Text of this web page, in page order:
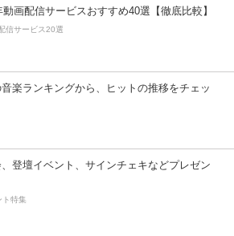
動画配信サービスおすすめ40選【徹底比較】
信サービス20選
楽ランキングから、ヒットの推移をチェッ
登壇イベント、サインチェキなどプレゼン
ト特集